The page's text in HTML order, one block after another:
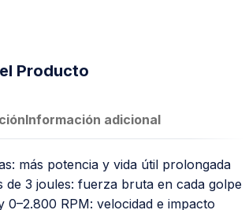
Producto
Información adicional
más potencia y vida útil prolongada
de 3 joules: fuerza bruta en cada golpe
0–2.800 RPM: velocidad e impacto